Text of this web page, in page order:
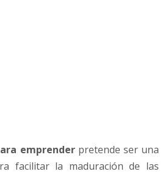
emprenderpretende ser una
facilitar la maduración de las